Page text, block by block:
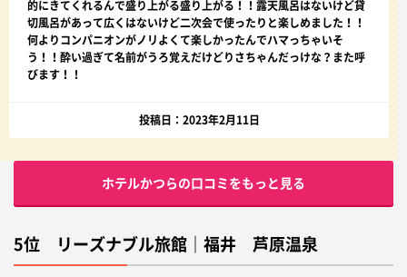
的にきてくれるんで盛り上がる盛り上がる！！露天風呂はないけど貸
切風呂があって広くはないけど二次会で使ったりと楽しめました！！
何よりコンパニオンがノリよくて楽しかったんでハマっちゃいそ
う！！酔い過ぎて名前がうろ覚えだけどりさちゃんだっけな？また呼
びます！！
投稿日：2023年2月11日
ホテルかつらの口コミをもっと見る
5位 リーズナブル旅館｜福井 芦原温泉